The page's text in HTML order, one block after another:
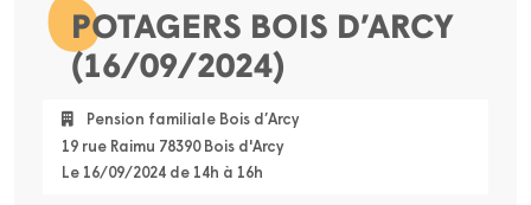
POTAGERS BOIS D’ARCY
(16/09/2024)
Pension familiale Bois d’Arcy
19 rue Raimu 78390 Bois d'Arcy
Le 16/09/2024 de 14h à 16h